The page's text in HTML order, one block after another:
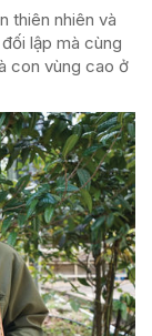
thiên nhiên và
lập mà cùng
con vùng cao ở